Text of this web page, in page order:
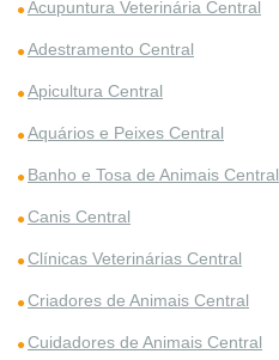
Acupuntura Veterinária Central
Adestramento Central
Apicultura Central
Aquários e Peixes Central
Banho e Tosa de Animais Central
Canis Central
Clínicas Veterinárias Central
Criadores de Animais Central
Cuidadores de Animais Central